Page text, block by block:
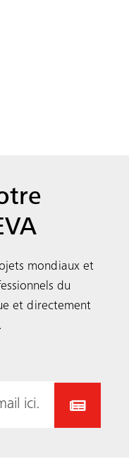
mondiaux et
du
et directement